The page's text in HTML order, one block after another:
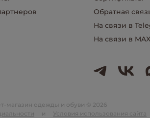
Обратная
На связи в
На связи в MAX
магазин одежды и обуви © 2026
и Условия использования сайта